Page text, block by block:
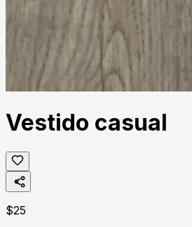
Vestido casual
$25